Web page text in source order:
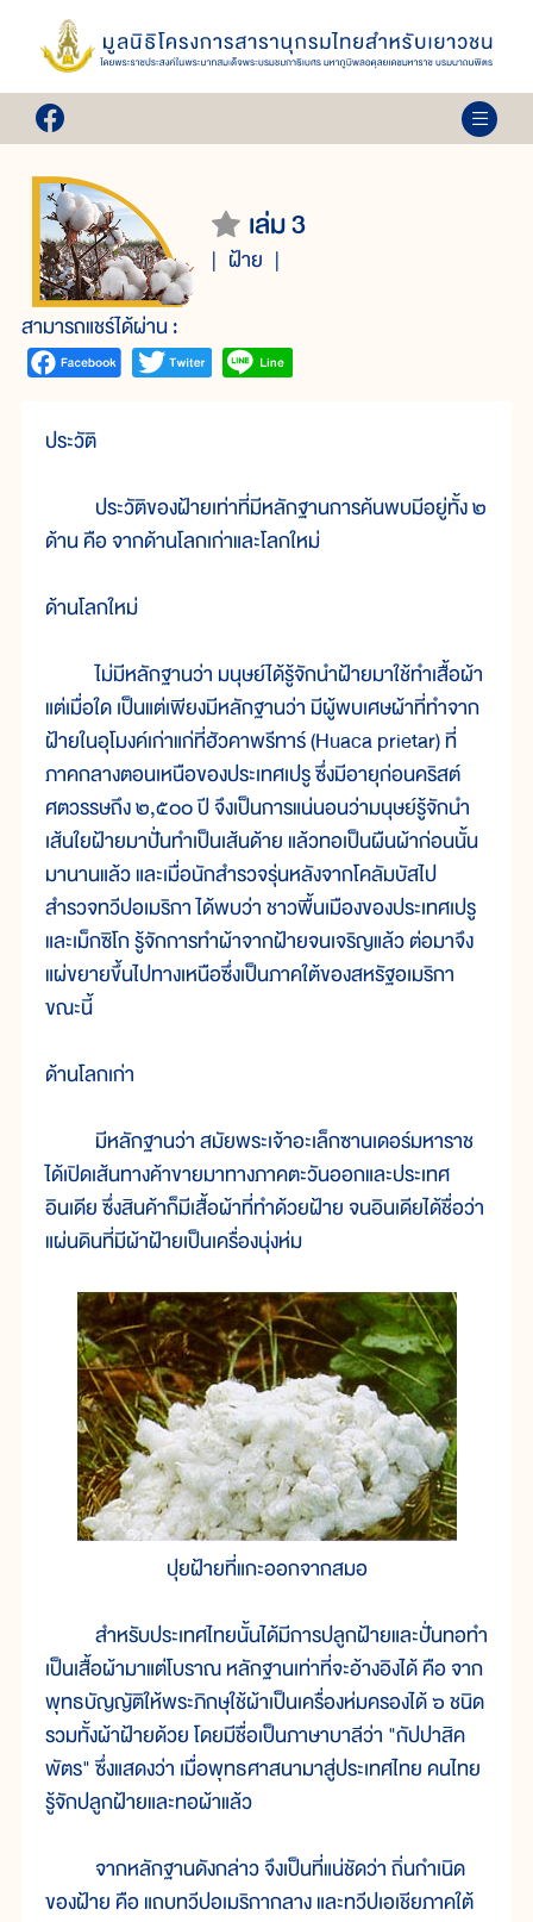
เล่ม 3
ฝ้าย
สามารถแชร์ได้ผ่าน :
ประวัติ
ประวัติของฝ้ายเท่าที่มีหลักฐานการค้นพบมีอยู่ทั้ง ๒
ด้าน คือ จากด้านโลกเก่าและโลกใหม่
ด้านโลกใหม่
ไม่มีหลักฐานว่า มนุษย์ได้รู้จักนำฝ้ายมาใช้ทำเสื้อผ้า
แต่เมื่อใด เป็นแต่เพียงมีหลักฐานว่า มีผู้พบเศษผ้าที่ทำจาก
ฝ้ายในอุโมงค์เก่าแก่ที่ฮัวคาพรีทาร์ (Huaca prietar) ที่
ภาคกลางตอนเหนือของประเทศเปรู ซึ่งมีอายุก่อนคริสต์
ศตวรรษถึง ๒,๕๐๐ ปี จึงเป็นการแน่นอนว่ามนุษย์รู้จักนำ
เส้นใยฝ้ายมาปั่นทำเป็นเส้นด้าย แล้วทอเป็นผืนผ้าก่อนนั้น
มานานแล้ว และเมื่อนักสำรวจรุ่นหลังจากโคลัมบัสไป
สำรวจทวีปอเมริกา ได้พบว่า ชาวพื้นเมืองของประเทศเปรู
และเม็กซิโก รู้จักการทำผ้าจากฝ้ายจนเจริญแล้ว ต่อมาจึง
แผ่ขยายขึ้นไปทางเหนือซึ่งเป็นภาคใต้ของสหรัฐอเมริกา
ขณะนี้
ด้านโลกเก่า
มีหลักฐานว่า สมัยพระเจ้าอะเล็กซานเดอร์มหาราช
ได้เปิดเส้นทางค้าขายมาทางภาคตะวันออกและประเทศ
อินเดีย ซึ่งสินค้าก็มีเสื้อผ้าที่ทำด้วยฝ้าย จนอินเดียได้ชื่อว่า
แผ่นดินที่มีผ้าฝ้ายเป็นเครื่องนุ่งห่ม
ปุยฝ้ายที่แกะออกจากสมอ
สำหรับประเทศไทยนั้นได้มีการปลูกฝ้ายและปั่นทอทำ
เป็นเสื้อผ้ามาแต่โบราณ หลักฐานเท่าที่จะอ้างอิงได้ คือ จาก
พุทธบัญญัติให้พระภิกษุใช้ผ้าเป็นเครื่องห่มครองได้ ๖ ชนิด
รวมทั้งผ้าฝ้ายด้วย โดยมีชื่อเป็นภาษาบาลีว่า "กัปปาสิค
พัตร" ซึ่งแสดงว่า เมื่อพุทธศาสนามาสู่ประเทศไทย คนไทย
รู้จักปลูกฝ้ายและทอผ้าแล้ว
จากหลักฐานดังกล่าว จึงเป็นที่แน่ชัดว่า ถิ่นกำเนิด
ของฝ้าย คือ แถบทวีปอเมริกากลาง และทวีปเอเชียภาคใต้